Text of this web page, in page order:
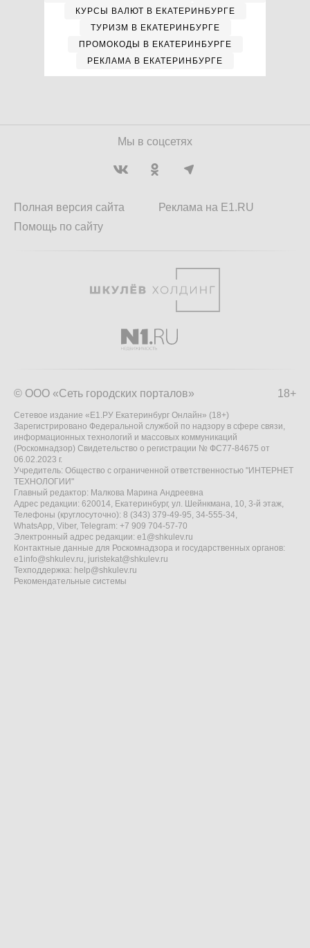
КУРСЫ ВАЛЮТ В ЕКАТЕРИНБУРГЕ
ТУРИЗМ В ЕКАТЕРИНБУРГЕ
ПРОМОКОДЫ В ЕКАТЕРИНБУРГЕ
РЕКЛАМА В ЕКАТЕРИНБУРГЕ
Мы в соцсетях
Полная версия сайта
Помощь по сайту
Реклама на E1.RU
18+
© ООО «Сеть городских порталов»
Сетевое издание «Е1.РУ Екатеринбург Онлайн» (18+)
Зарегистрировано Федеральной службой по надзору в сфере связи,
информационных технологий и массовых коммуникаций
(Роскомнадзор) Свидетельство о регистрации № ФС77-84675 от
06.02.2023 г.
Учредитель: Общество с ограниченной ответственностью "ИНТЕРНЕТ
ТЕХНОЛОГИИ"
Главный редактор: Малкова Марина Андреевна
Адрес редакции: 620014, Екатеринбург, ул. Шейнкмана, 10, 3-й этаж,
Телефоны (круглосуточно): 8 (343) 379-49-95, 34-555-34,
WhatsApp, Viber, Telegram: +7 909 704-57-70
Электронный адрес редакции: e1@shkulev.ru
Контактные данные для Роскомнадзора и государственных органов:
e1info@shkulev.ru, juristekat@shkulev.ru
Техподдержка: help@shkulev.ru
Рекомендательные системы